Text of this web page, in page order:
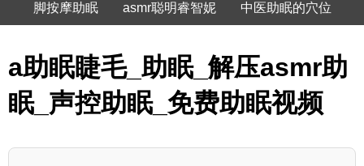
脚按摩助眠
asmr聪明睿智妮 中医助眠的穴位
a助眠睫毛_助眠_解压asmr助
眠_声控助眠_免费助眠视频